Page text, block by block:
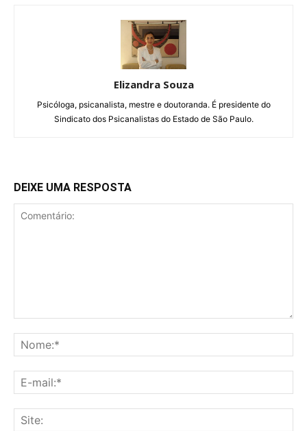
Elizandra Souza
Psicóloga, psicanalista, mestre e doutoranda. É presidente do
Sindicato dos Psicanalistas do Estado de São Paulo.
DEIXE UMA RESPOSTA